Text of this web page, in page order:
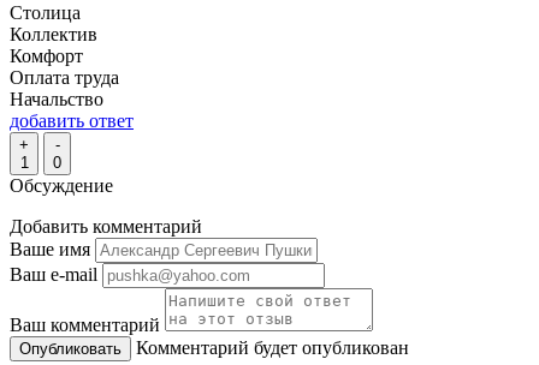
Столица
Коллектив
Комфорт
Оплата труда
Начальство
добавить ответ
+
1
-
0
Обсуждение
Добавить комментарий
Ваше имя
Ваш e-mail
Ваш комментарий
Комментарий будет опубликован